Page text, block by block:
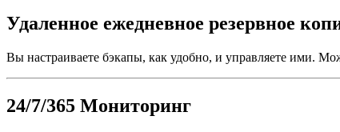
Удаленное ежедневное резервное
Вы настраиваете бэкапы, как удобно, и управляете ими.
24/7/365 Мониторинг